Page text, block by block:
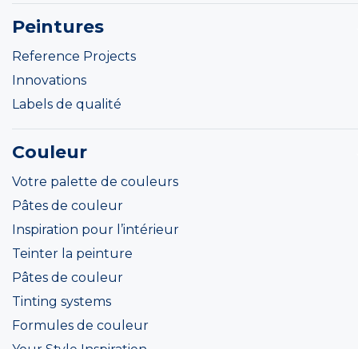
Peintures
Reference Projects
Innovations
Labels de qualité
Couleur
Votre palette de couleurs
Pâtes de couleur
Inspiration pour l’intérieur
Teinter la peinture
Pâtes de couleur
Tinting systems
Formules de couleur